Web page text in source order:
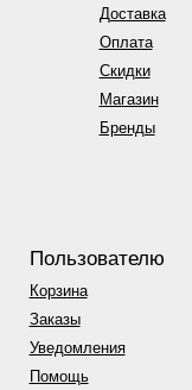
Доставка
Оплата
Скидки
Магазин
Бренды
Пользователю
Корзина
Заказы
Уведомления
Помощь